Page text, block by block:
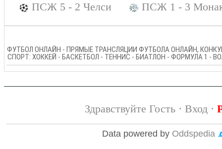
ПСЖ 5 - 2 Челси ПСЖ 1 - 3
ФУТБОЛ ОНЛАЙН - ПРЯМЫЕ ТРАНСЛЯЦИИ ФУТБОЛА ОНЛАЙН,
СПОРТ: ХОККЕЙ - БАСКЕТБОЛ - ТЕННИС - БИАТЛОН - ФОРМУЛА 1 -
Здравствуйте Гость · Вход·
Data powered by Oddspedia